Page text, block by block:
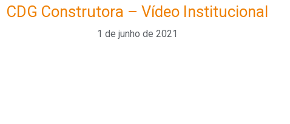
CDG Construtora – Vídeo Institucional
1 de junho de 2021